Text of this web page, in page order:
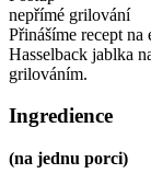
nepřímé grilování
Přinášíme recept
Hasselback jablka
grilováním.
Ingredience
(na jednu porci)